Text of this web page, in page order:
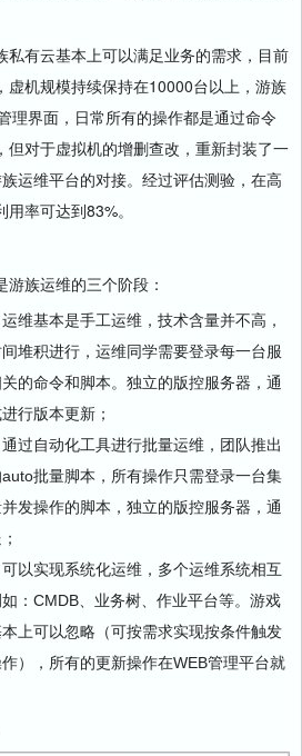
有云基本上可以满足业务的需求，目前
虚机规模持续保持在10000台以上，游族
理界面，日常所有的操作都是通过命令
但对于虚拟机的增删查改，重新封装了一
运维平台的对接。经过评估测验，在高
率可达到83%。
族运维的三个阶段：
维基本是手工运维，技术含量并不高，
堆积进行，运维同学需要登录每一台服
的命令和脚本。独立的版控服务器，通
行版本更新；
过自动化工具进行批量运维，团队推出
批量脚本，所有操作只需登录一台集
发操作的脚本，独立的版控服务器，通
以实现系统化运维，多个运维系统相互
：CMDB、业务树、作业平台等。游戏
上可以忽略（可按需求实现按条件触发
），所有的更新操作在WEB管理平台就